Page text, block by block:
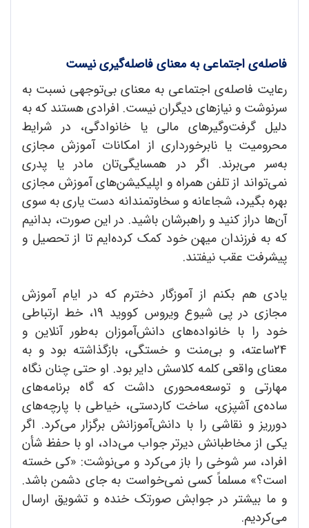
فاصله‌ی اجتماعی به معنای فاصله‌گیری نیست
رعایت فاصله‌ی اجتماعی به معنای بی‌توجهی نسبت به
سرنوشت و نیازهای دیگران نیست. افرادی هستند که به
دلیل گرفت‌وگیرهای مالی یا خانوادگی، در شرایط
محرومیت یا نابرخورداری از امکانات آموزش مجازی
به‌سر می‌برند. اگر در همسایگی‌تان مادر یا پدری
نمی‌تواند از تلفن همراه و اپلیکیشن‌های آموزش مجازی
بهره بگیرد، شجاعانه و سخاوتمندانه دست یاری به سوی
آن‌ها دراز کنید و راهبرشان باشید. در این صورت، بدانیم
که به فرزندان میهن خود کمک کرده‌ایم تا از تحصیل و
پیشرفت عقب نیفتند.
یادی هم بکنم از آموزگار دخترم که در ایام آموزش
مجازی در پی شیوع ویروس کووید 19، خط ارتباطی
خود را با خانواده‌های دانش‌آموزان به‌طور آنلاین و
24‌ساعته، و بی‌منت و خستگی، بازگذاشته بود و به
معنای واقعی کلمه کلاسش دایر بود. او حتی چنان نگاه
مهارتی و توسعه‌محوری داشت که گاه برنامه‌های
ساده‌ی آشپزی، ساخت کاردستی، خیاطی با پارچه‌های
دورریز و نقاشی را با دانش‌آموزانش برگزار می‌کرد. اگر
یکی از مخاطبانش دیرتر جواب می‌داد، او با حفظ شأن
افراد، سر شوخی را باز می‌کرد و می‌نوشت: «کی خسته
است؟» مسلماً کسی نمی‌خواست به جای دشمن باشد.
و ما بیشتر در جوابش صورتک خنده و تشویق ارسال
می‌کردیم.